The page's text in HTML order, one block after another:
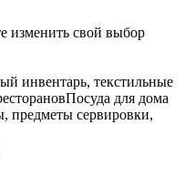
изменить свой выбор
инвентарь, текстильные
Посуда для дома
предметы сервировки,